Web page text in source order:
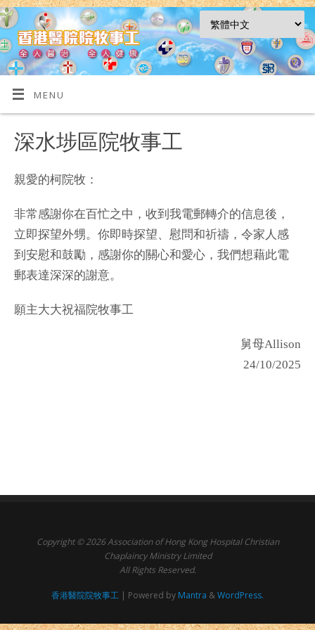
MENU
深水埗區院牧事工
親愛的柯院牧：
非常感謝你在百忙之中，收到我電郵轉介的信息後，
立即探望外甥。你即時探望、慰問和祈禱，令家人感
到安慰和鼓勵，感謝你的關心和愛心，我們想藉此電
郵表達深深的謝意。
願主大大祝福院牧事工
舅母Allison
24/10/2025
Copyright © 2026 Association of Hong Kong Hospital Christian
Chaplaincy Ministry Limited
All Rights Reserved.
香港醫院院牧事工 | Powered by Mantra &WordPress.